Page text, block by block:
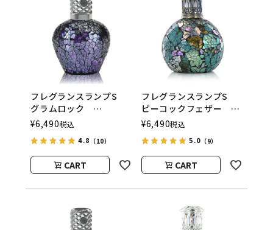
フレグランスランプS
グラムロック
ASHLEIGH&BURWOOD
（アシュレイアンドバー
ウッド）
¥6,490税込
4.8 （10）
CART
フレグランスランプS
ピーコックフェザー
ASHLEIGH&BURWOOD
（アシュレイアンドバー
ウッド）
¥6,490税込
5.0（9）
CART